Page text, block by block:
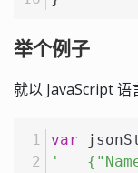
举个例子
就以 JavaScript 语
var
'